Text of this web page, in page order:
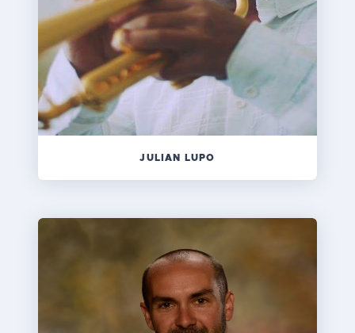
JULIAN LUPO